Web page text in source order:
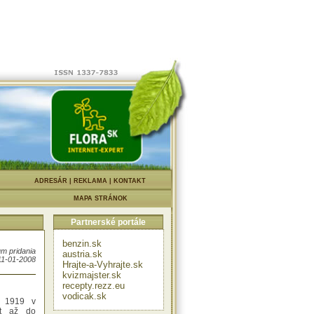
ADRESÁR REKLAMA KONTAKT
MAPA STRÁNOK
pridania
01-2008
na
na
odslúžiť
bol
čestné
v
Clark,
pokoril
Svojim
toho
1919 v
až do
Partnerské portále
benzin.sk
austria.sk
Hrajte-a-Vyhrajte.sk
kvizmajster.sk
recepty.rezz.eu
vodicak.sk